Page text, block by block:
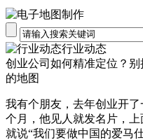
行业动态
创业公司如何精准定位？
的地图
我有个朋友，去年创业开
个月，他见人就发名片，上
就说“我们要做中国的爱马